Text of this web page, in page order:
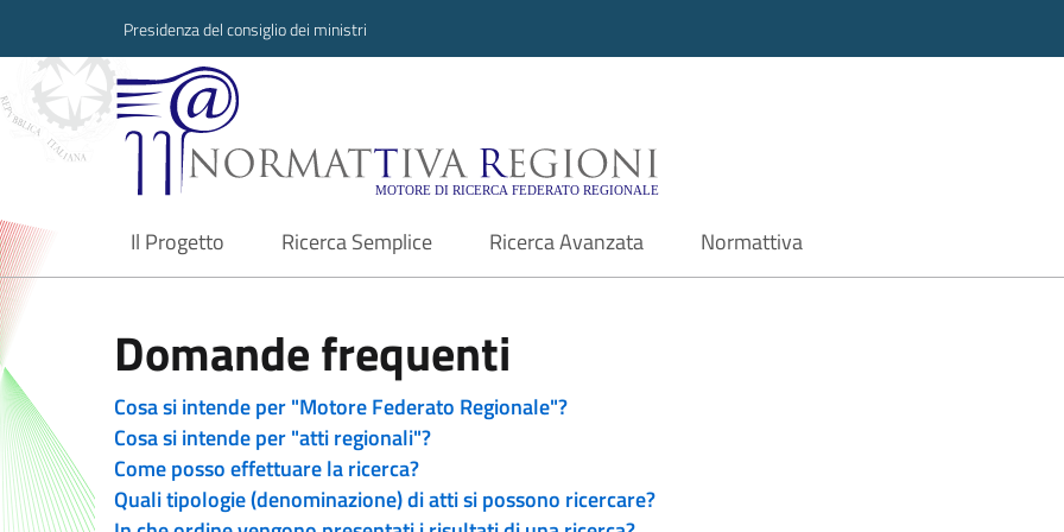
Presidenza del consiglio dei ministri
Normattiva Regioni - Motore di ricerca
Il Progetto
current Ricerca Semplice Ricerca Avanzata Normattiva
Domande frequenti
Cosa si intende per "Motore Federato Regionale"?
Cosa si intende per "atti regionali"?
Come posso effettuare la ricerca?
Quali tipologie (denominazione) di atti si possono ricercare?